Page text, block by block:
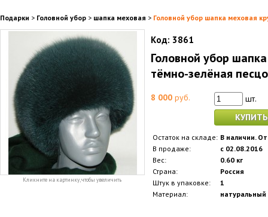
Подарки > Головной убор > шапка меховая > Головной убор шапка меховая
Кликните на картинку, чтобы увеличить
Код: 3861
Головной убор
тёмно-зелёная
8 000 руб.
шт.
Остаток на складе: В наличии.
В продаже:
с 02.08.2016
Вес:
0.60 кг
Страна:
Россия
Штук в упаковке:
1
Материал:
натуральный